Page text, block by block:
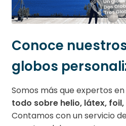
Conoce
globos
Somos más que expertos
todo sobre helio, látex,
Contamos con un servicio